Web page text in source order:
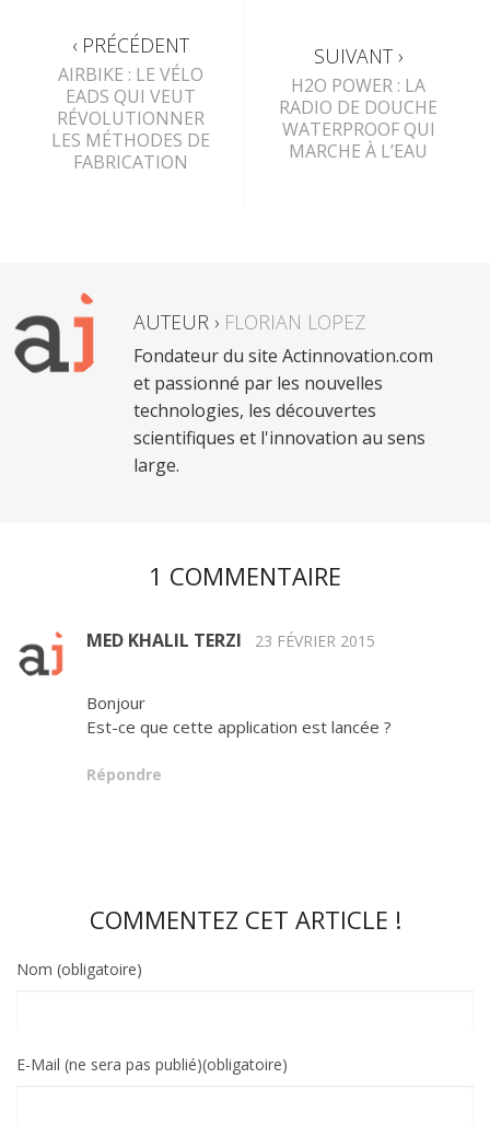
‹ PRÉCÉDENT
AIRBIKE : LE VÉLO
EADS QUI VEUT
RÉVOLUTIONNER
LES MÉTHODES DE
FABRICATION
SUIVANT ›
H2O POWER : LA
RADIO DE DOUCHE
WATERPROOF QUI
MARCHE À L’EAU
AUTEUR › FLORIAN LOPEZ
Fondateur du site Actinnovation.com
et passionné par les nouvelles
technologies, les découvertes
scientifiques et l'innovation au sens
large.
1 COMMENTAIRE
MED KHALIL TERZI 23 FÉVRIER 2015
Bonjour
Est-ce que cette application est lancée ?
Répondre
COMMENTEZ CET ARTICLE !
Nom (obligatoire)
E-Mail (ne sera pas publié)(obligatoire)